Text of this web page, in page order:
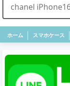
ホーム スマホケース